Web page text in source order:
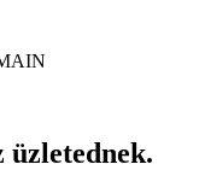
üzletednek.